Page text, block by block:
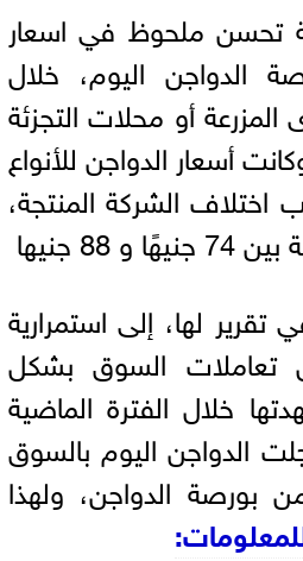
تحسن ملحوظ في اسعار
الدواجن اليوم، خلال
أو محلات التجزئة
أسعار الدواجن للأنواع
الشركة المنتجة،
جنيها
لها، إلى استمرارية
تعاملات السوق بشكل
خلال الفترة الماضية
الدواجن اليوم بالسوق
بورصة الدواجن، ولهذا